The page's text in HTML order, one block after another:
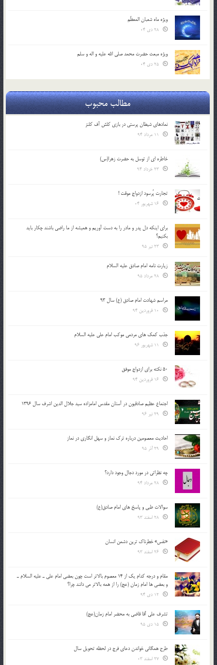
ویژه ماه شعبان المعظّم
ویژه مبعث حضرت محمد صلی الله علیه و اله و سلم
مطالب محبوب
نمادهای شیطان پرستی در بازی کلش آف کلنز
خاطره ای از توسل به حضرت زهرا(س)
تجارت پُرسود ازدواج موقت !
براي اينكه دل پدر و مادر را به دست آوريم و هميشه از ما راضي باشند چكار بايد
بكنيم؟
زیارت نامه امام صادق علیه السلام
مراسم شهادت امام صادق (ع) سال 93
جذب کمک های مردمی موکب امام علی علیه السلام
50 نکته برای ازدواج موفق
اجتماع عظیم صادقیون در آستان مقدس امامزاده سید جلال الدین اشرف سال 1396
احادیث معصومین درباره ترک نماز و سهل انگاری در نماز
چه نظراتی در مورد دجال وجود دارد؟
سوالات طبی و پاسخ های امام صادق(ع)
«نفس» خطرناک ترین دشمن انسان
مقام و درجه كدام يك از 14 معصوم بالاتر است چون بعضي امام علي ـ عليه السلام ـ
و بعضي ها امام زمان (عج) را از همه بالاتر مي دانند چرا؟
تشرف علي آقا قاضي به محضر امام زمان(عج)
طرح همگانی خواندن دعای فرج در لحظه تحویل سال